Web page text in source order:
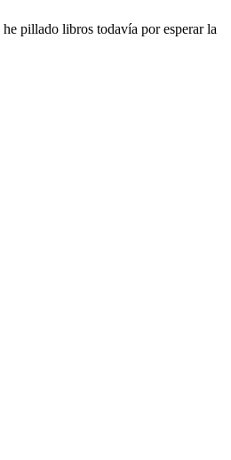
pillado libros todavía por esperar la